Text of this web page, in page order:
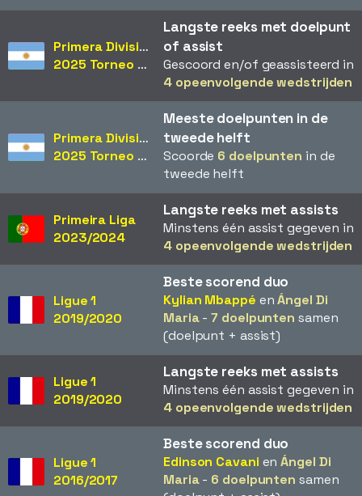
Primera División
2025 Torneo Clausura
Langste reeks met doelpunt
of assist
Gescoord en/of geassisteerd in
4 opeenvolgende wedstrijden
Primera División
2025 Torneo Clausura
Meeste doelpunten in de
tweede helft
Scoorde 6 doelpunten in de
tweede helft
Primeira Liga
2023/2024
Langste reeks met assists
Minstens één assist gegeven in
4 opeenvolgende wedstrijden
Ligue 1
2019/2020
Beste scorend duo
Kylian Mbappé enÁngel Di
Maria-7 doelpunten samen
(doelpunt + assist)
Ligue 1
2019/2020
Langste reeks met assists
Minstens één assist gegeven in
4 opeenvolgende wedstrijden
Ligue 1
2016/2017
Beste scorend duo
Edinson Cavani enÁngel Di
Maria- 6 doelpunten samen